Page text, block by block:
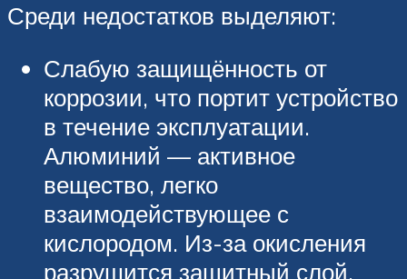
Среди недостатков выделяют:
Слабую защищённость от
коррозии, что портит устройство
в течение эксплуатации.
Алюминий — активное
вещество, легко
взаимодействующее с
кислородом. Из-за окисления
разрушится защитный слой,